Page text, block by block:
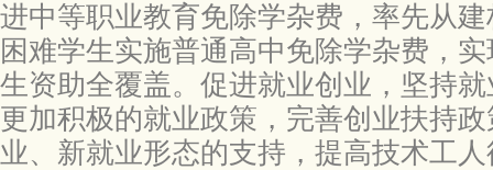
进中等职业教育免除学杂费，率先从
困难学生实施普通高中免除学杂费，
生资助全覆盖。促进就业创业，坚持
更加积极的就业政策，完善创业扶持
业、新就业形态的支持，提高技术工